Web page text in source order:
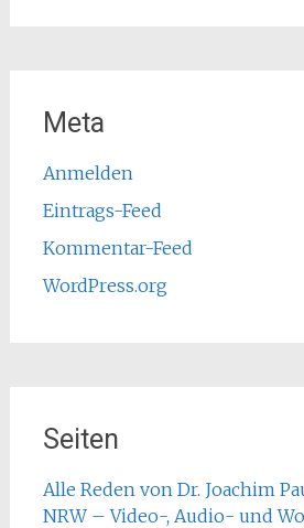
Meta
Anmelden
Eintrags-Feed
Kommentar-Feed
WordPress.org
Seiten
Alle Reden von Dr. Joachim
NRW – Video-, Audio- und